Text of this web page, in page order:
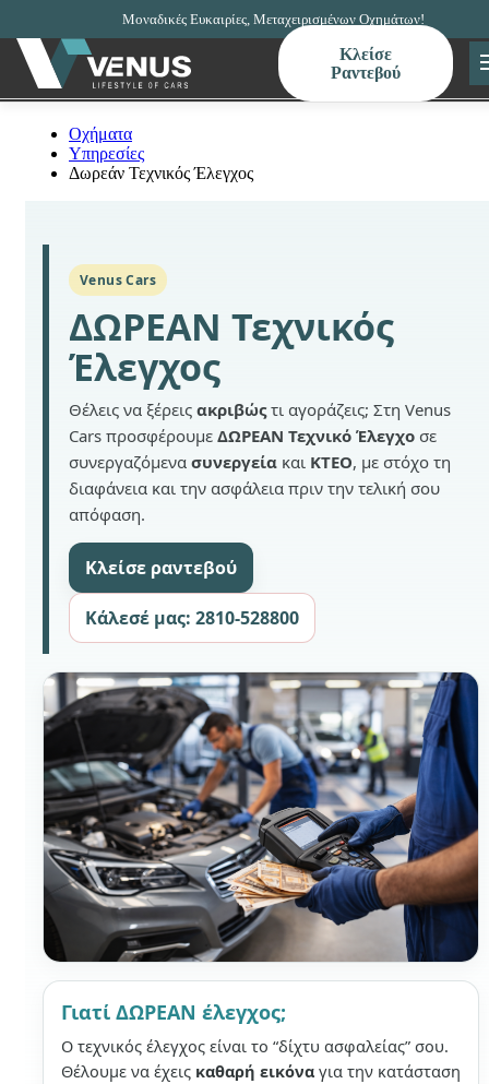
Μοναδικές Ευκαιρίες, Μεταχειρισμένων Οχημάτων!
Κλείσε
Ραντεβού
Οχήματα
Υπηρεσίες
Δωρεάν Τεχνικός Έλεγχος
Venus Cars
ΔΩΡΕΑΝ Τεχνικός
Έλεγχος
Θέλεις να ξέρεις ακριβώςτι αγοράζεις; Στη Venus
Cars προσφέρουμε ΔΩΡΕΑΝ Τεχνικό Έλεγχο σε
συνεργαζόμενα συνεργεία και ΚΤΕΟ, με στόχο τη
διαφάνεια και την ασφάλεια πριν την τελική σου
απόφαση.
Κλείσε ραντεβού
Κάλεσέ μας: 2810-528800
Γιατί ΔΩΡΕΑΝ έλεγχος;
Ο τεχνικός έλεγχος είναι το “δίχτυ ασφαλείας” σου.
Θέλουμε να έχεις καθαρή εικόνα για την κατάσταση